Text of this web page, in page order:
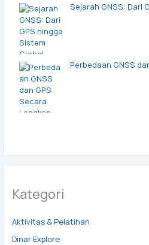
Sejarah GNSS: Dari
Perbedaan GNSS
Kategori
Aktivitas & Pelatihan
Dinar Explore